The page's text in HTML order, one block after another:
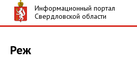
Информационный портал
Свердловской области
Реж